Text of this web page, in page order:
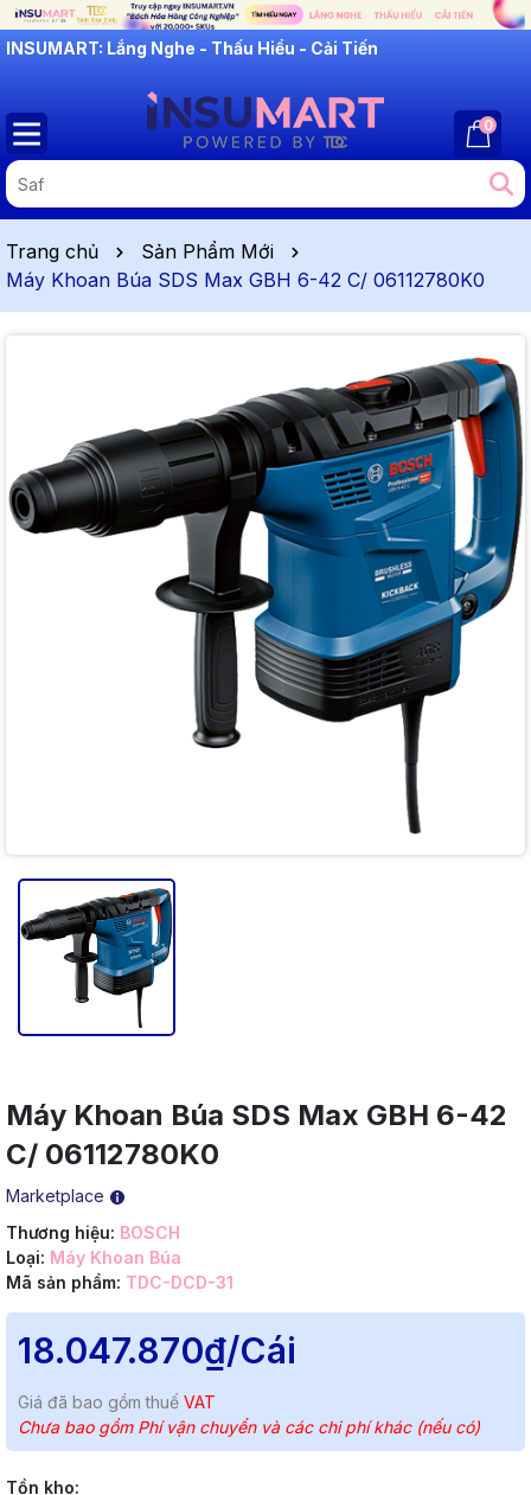
INSUMART: Lắng Nghe - Thấu Hiểu - Cải Tiến
0
Trang chủ
Sản Phẩm Mới
Máy Khoan Búa SDS Max GBH 6-42 C/ 06112780K0
Máy Khoan Búa SDS Max GBH 6-42
C/ 06112780K0
Marketplace
Thương hiệu: BOSCH
Loại: Máy Khoan Búa
Mã sản phẩm: TDC-DCD-31
18.047.870₫/Cái
Giá đã bao gồm thuế VAT
Chưa bao gồm Phí vận chuyển và các chi phí khác (nếu có)
Tồn kho: